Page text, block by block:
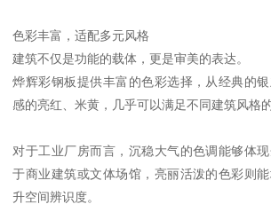
色彩丰富，适配多元风格
建筑不仅是功能的载体，更是审美的表达。
烨辉彩钢板提供丰富的色彩选择，从经典的
感的亮红、米黄，几乎可以满足不同建筑风格的
对于工业厂房而言，沉稳大气的色调能够体
于商业建筑或文体场馆，亮丽活泼的色彩则
升空间辨识度。